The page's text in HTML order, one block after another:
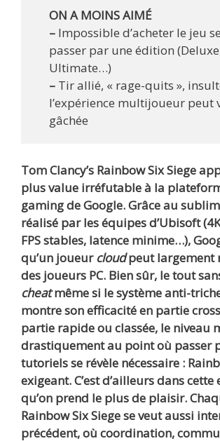
ON A MOINS AIMÉ
– Impossible d’acheter le jeu
passer par une édition
Ultimate…)
– Tir allié, « rage-quits »,
l’expérience multijoueur peut
gâchée
Tom Clancy’s Rainbow Six Siege
plus value irréfutable à la
gaming de Google. Grâce au
réalisé par les équipes d’Ubisoft
FPS stables, latence minime…),
qu’un joueur cloudpeut largement
des joueurs PC. Bien sûr, le tout
cheatmême si le système anti-
montre son efficacité en partie
partie rapide ou classée, le niveau
drastiquement au point où passer
tutoriels se révèle nécessaire :
exigeant. C’est d’ailleurs dans cette
qu’on prend le plus de plaisir.
Rainbow Six Siege se veut aussi
précédent, où coordination,